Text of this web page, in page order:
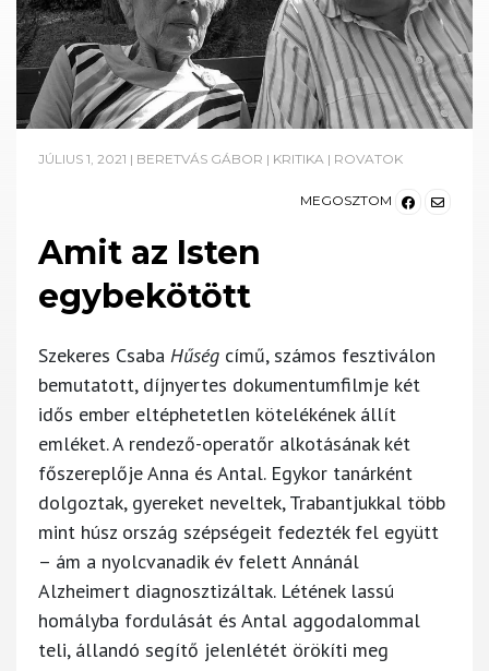
JÚLIUS 1, 2021 | BERETVÁS GÁBOR | KRITIKA | ROVATOK
MEGOSZTOM
Amit az Isten
egybekötött
Szekeres Csaba Hűség című, számos fesztiválon
bemutatott, díjnyertes dokumentumfilmje két
idős ember eltéphetetlen kötelékének állít
emléket. A rendező-operatőr alkotásának két
főszereplője Anna és Antal. Egykor tanárként
dolgoztak, gyereket neveltek, Trabantjukkal több
mint húsz ország szépségeit fedezték fel együtt
– ám a nyolcvanadik év felett Annánál
Alzheimert diagnosztizáltak. Létének lassú
homályba fordulását és Antal aggodalommal
teli, állandó segítő jelenlétét örökíti meg